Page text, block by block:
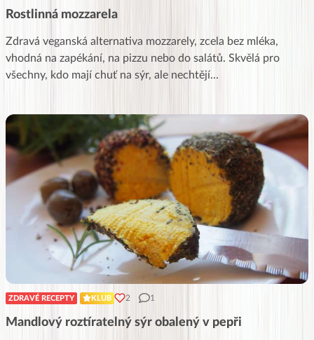
Rostlinná mozzarela
Zdravá veganská alternativa mozzarely, zcela bez mléka,
vhodná na zapékání, na pizzu nebo do salátů. Skvělá pro
všechny, kdo mají chuť na sýr, ale nechtějí...
ZDRAVÉ RECEPTY KLUB 2 1
Mandlový roztíratelný sýr obalený v pepři